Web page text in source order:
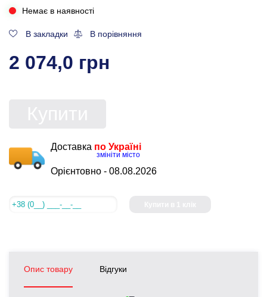
Немає в наявності
В закладки В порівняння
2 074,0 грн
Доставка по Україні
змініти місто
Орієнтовно - 08.08.2026
Опис товару Відгуки